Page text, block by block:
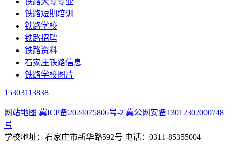
铁路短期培训
铁路学校
铁路招聘
铁路资料
石家庄铁路信息
铁路学校图片
15303113838
网站地图 冀ICP备2024075806号-2 冀公网安备13012302000748
号
学校地址：石家庄市新华路592号 电话：0311-85355004